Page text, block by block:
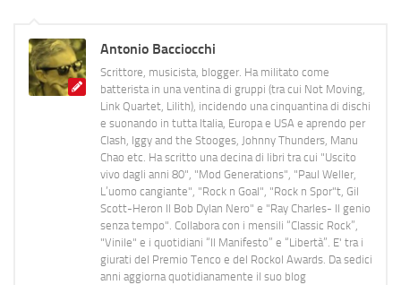
Antonio Bacciocchi
Scrittore, musicista, blogger. Ha militato come
batterista in una ventina di gruppi (tra cui Not Moving,
Link Quartet, Lilith), incidendo una cinquantina di dischi
e suonando in tutta Italia, Europa e USA e aprendo per
Clash, Iggy and the Stooges, Johnny Thunders, Manu
Chao etc. Ha scritto una decina di libri tra cui "Uscito
vivo dagli anni 80", "Mod Generations", "Paul Weller,
L’uomo cangiante", "Rock n Goal", "Rock n Spor"t, Gil
Scott-Heron Il Bob Dylan Nero" e "Ray Charles- Il genio
senza tempo". Collabora con i mensili “Classic Rock”,
"Vinile" e i quotidiani “Il Manifesto” e “Libertà”. E' tra i
giurati del Premio Tenco e del Rockol Awards. Da sedici
anni aggiorna quotidianamente il suo blog